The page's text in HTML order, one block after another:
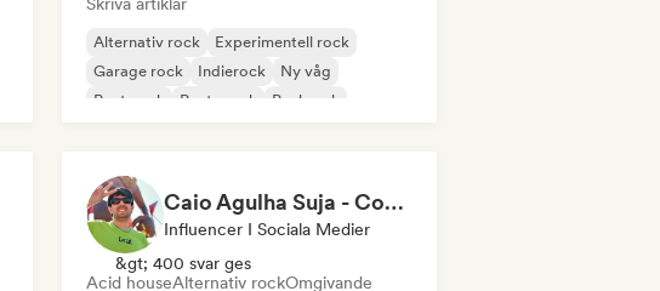
Alternativ rock
Experimentell rock
Garage rock
Indierock
Ny våg
Post punk
Posta rock Punkrock
Caio Agulha Suja - Content Creator
Influencer I Sociala Medier
&gt; 400 svar ges
Acid houseAlternativ rockOmgivande